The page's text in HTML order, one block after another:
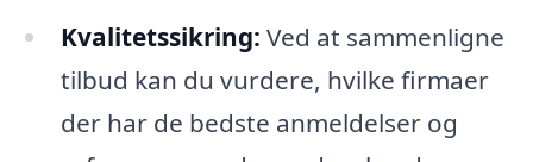
Kvalitetssikring: Ved at sammenligne
tilbud kan du vurdere, hvilke firmaer
der har de bedste anmeldelser og